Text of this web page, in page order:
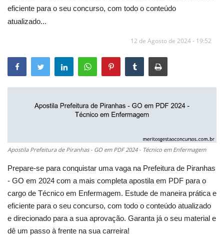
Combo Apostilas
eficiente para o seu concurso, com todo o conteúdo
atualizado...
12 de Agosto de 2024 - 19:52
Apostila Prefeitura de Piranhas - GO em PDF 2024 - Técnico em Enfermagem
Prepare-se para conquistar uma vaga na Prefeitura de Piranhas
- GO em 2024 com a mais completa apostila em PDF para o
cargo de Técnico em Enfermagem. Estude de maneira prática e
eficiente para o seu concurso, com todo o conteúdo atualizado
e direcionado para a sua aprovação. Garanta já o seu material e
dê um passo à frente na sua carreira!